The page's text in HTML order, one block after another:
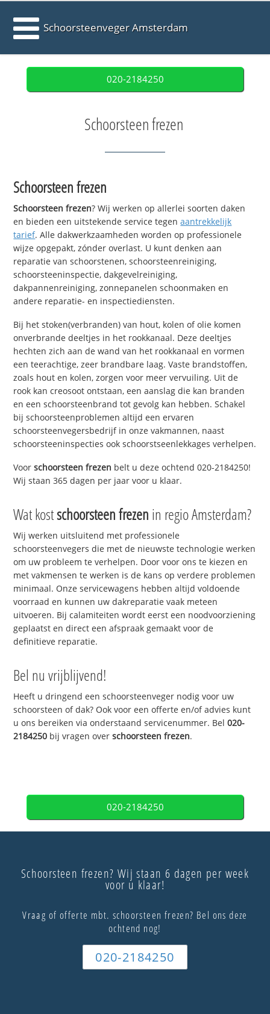
Schoorsteenveger Amsterdam
020-2184250
Schoorsteen frezen
Schoorsteen frezen
Schoorsteen frezen? Wij werken op allerlei soorten daken
en bieden een uitstekende service tegenaantrekkelijk
tarief. Alle dakwerkzaamheden worden op professionele
wijze opgepakt, zónder overlast. U kunt denken aan
reparatie van schoorstenen, schoorsteenreiniging,
schoorsteeninspectie, dakgevelreiniging,
dakpannenreiniging, zonnepanelen schoonmaken en
andere reparatie- en inspectiediensten.
Bij het stoken(verbranden) van hout, kolen of olie komen
onverbrande deeltjes in het rookkanaal. Deze deeltjes
hechten zich aan de wand van het rookkanaal en vormen
een teerachtige, zeer brandbare laag. Vaste brandstoffen,
zoals hout en kolen, zorgen voor meer vervuiling. Uit de
rook kan creosoot ontstaan, een aanslag die kan branden
en een schoorsteenbrand tot gevolg kan hebben. Schakel
bij schoorsteenproblemen altijd een ervaren
schoorsteenvegersbedrijf in onze vakmannen, naast
schoorsteeninspecties ook schoorstseenlekkages verhelpen.
Voorschoorsteen frezen belt u deze ochtend 020-2184250!
Wij staan 365 dagen per jaar voor u klaar.
Wat kostschoorsteen frezen in regio Amsterdam?
Wij werken uitsluitend met professionele
schoorsteenvegers die met de nieuwste technologie werken
om uw probleem te verhelpen. Door voor ons te kiezen en
met vakmensen te werken is de kans op verdere problemen
minimaal. Onze servicewagens hebben altijd voldoende
voorraad en kunnen uw dakreparatie vaak meteen
uitvoeren. Bij calamiteiten wordt eerst een noodvoorziening
geplaatst en direct een afspraak gemaakt voor de
definitieve reparatie.
Bel nu vrijblijvend!
Heeft u dringend een schoorsteenveger nodig voor uw
schoorsteen of dak? Ook voor een offerte en/of advies kunt
u ons bereiken via onderstaand servicenummer. Bel020-
2184250 bij vragen overschoorsteen frezen.
020-2184250
Schoorsteen frezen? Wij staan 6 dagen per week
voor u klaar!
Vraag of offerte mbt. schoorsteen frezen? Bel ons deze
ochtend nog!
020-2184250